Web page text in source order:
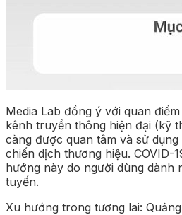
Media Lab đồng ý với quan
kênh truyền thông hiện đại (kỹ
càng được quan tâm và sử
chiến dịch thương hiệu. COVID-
hướng này do người dùng dành
tuyến.
Xu hướng trong tương lai: